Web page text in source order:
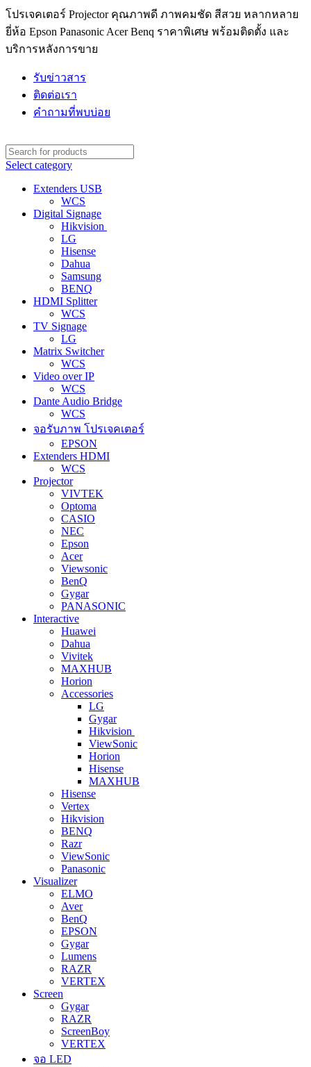
โปรเจคเตอร์ Projector คุณภาพดี ภาพคมชัด สีสวย หลากหลาย
ยี่ห้อ Epson Panasonic Acer Benq ราคาพิเศษ พร้อมติดตั้ง และ
บริการหลังการขาย
รับข่าวสาร
ติดต่อเรา
คำถามที่พบบ่อย
Select category
Extenders USB
WCS
Digital Signage
Hikvision
LG
Hisense
Dahua
Samsung
BENQ
HDMI Splitter
WCS
TV Signage
LG
Matrix Switcher
WCS
Video over IP
WCS
Dante Audio Bridge
WCS
จอรับภาพ โปรเจคเตอร์
EPSON
Extenders HDMI
WCS
Projector
VIVTEK
Optoma
CASIO
NEC
Epson
Acer
Viewsonic
BenQ
Gygar
PANASONIC
Interactive
Huawei
Dahua
Vivitek
MAXHUB
Horion
Accessories
LG
Gygar
Hikvision
ViewSonic
Horion
Hisense
MAXHUB
Hisense
Vertex
Hikvision
BENQ
Razr
ViewSonic
Panasonic
Visualizer
ELMO
Aver
BenQ
EPSON
Gygar
Lumens
RAZR
VERTEX
Screen
Gygar
RAZR
ScreenBoy
VERTEX
จอ LED